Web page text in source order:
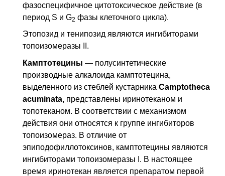
фазоспецифичное цитотоксическое действие (в
период S и G2 фазы клеточного цикла).
Этопозид и тенипозид являются ингибиторами
топоизомеразы II.
Камптотецины — полусинтетические
производные алкалоида камптотецина,
выделенного из стеблей кустарника Camptotheca
acuminata, представлены иринотеканом и
топотеканом. В соответствии с механизмом
действия они относятся к группе ингибиторов
топоизомераз. В отличие от
эпиподофиллотоксинов, камптотецины являются
ингибиторами топоизомеразы I. В настоящее
время иринотекан является препаратом первой